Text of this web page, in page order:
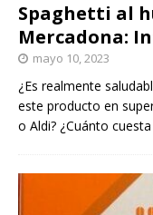
Spaghetti al
Mercadona:
mayo 10, 2023
¿Es realmente
este producto en
o Aldi? ¿Cuánto